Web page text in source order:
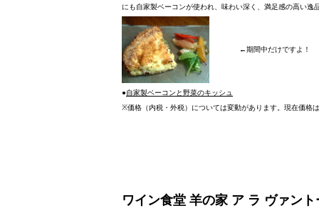
にも自家製ベーコンが使われ、味わい深く、満足感の高い逸
←期間中だけですよ！
●自家製ベーコンと野菜のキッシュ
※価格（内税・外税）については変動があります。現在価格
ワイン食堂 羊の家 ア ラ ヴァント